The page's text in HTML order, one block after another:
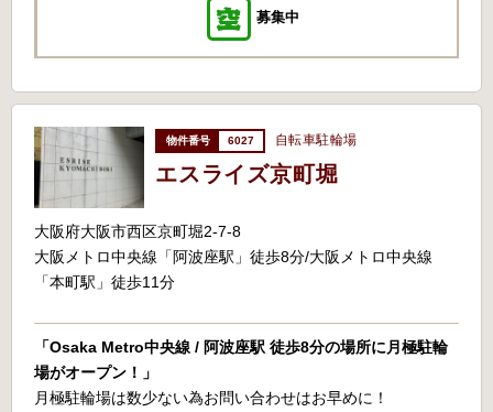
募集中
6027 自転車駐輪場
エスライズ京町堀
大阪府大阪市西区京町堀2-7-8
大阪メトロ中央線「阿波座駅」徒歩8分/大阪メトロ中央線
「本町駅」徒歩11分
「Osaka Metro中央線 / 阿波座駅 徒歩8分の場所に月極駐輪
場がオープン！」
月極駐輪場は数少ない為お問い合わせはお早めに！